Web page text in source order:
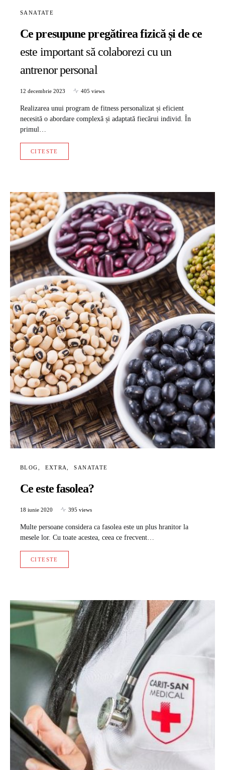
SANATATE
Ce presupune pregătirea fizică și de ce
este important să colaborezi cu un
antrenor personal
12 decembrie 2023 405 views
Realizarea unui program de fitness personalizat și eficient
necesită o abordare complexă și adaptată fiecărui individ. În
primul…
CITESTE
BLOG EXTRA SANATATE
Ce este fasolea?
18 iunie 2020 395 views
Multe persoane considera ca fasolea este un plus hranitor la
mesele lor. Cu toate acestea, ceea ce frecvent…
CITESTE